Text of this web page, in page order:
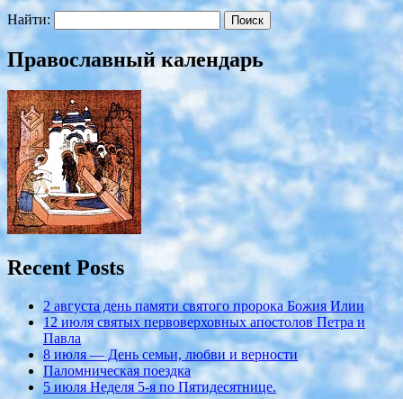
Найти:
Православный календарь
Recent Posts
2 августа день памяти святого пророка Божия Илии
12 июля cвятых первоверховных апостолов Петра и
Павла
8 июля — День семьи, любви и верности
Паломническая поездка
5 июля Неделя 5-я по Пятидесятнице.